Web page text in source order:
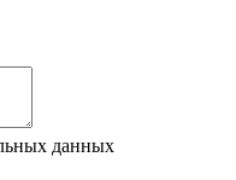
данных